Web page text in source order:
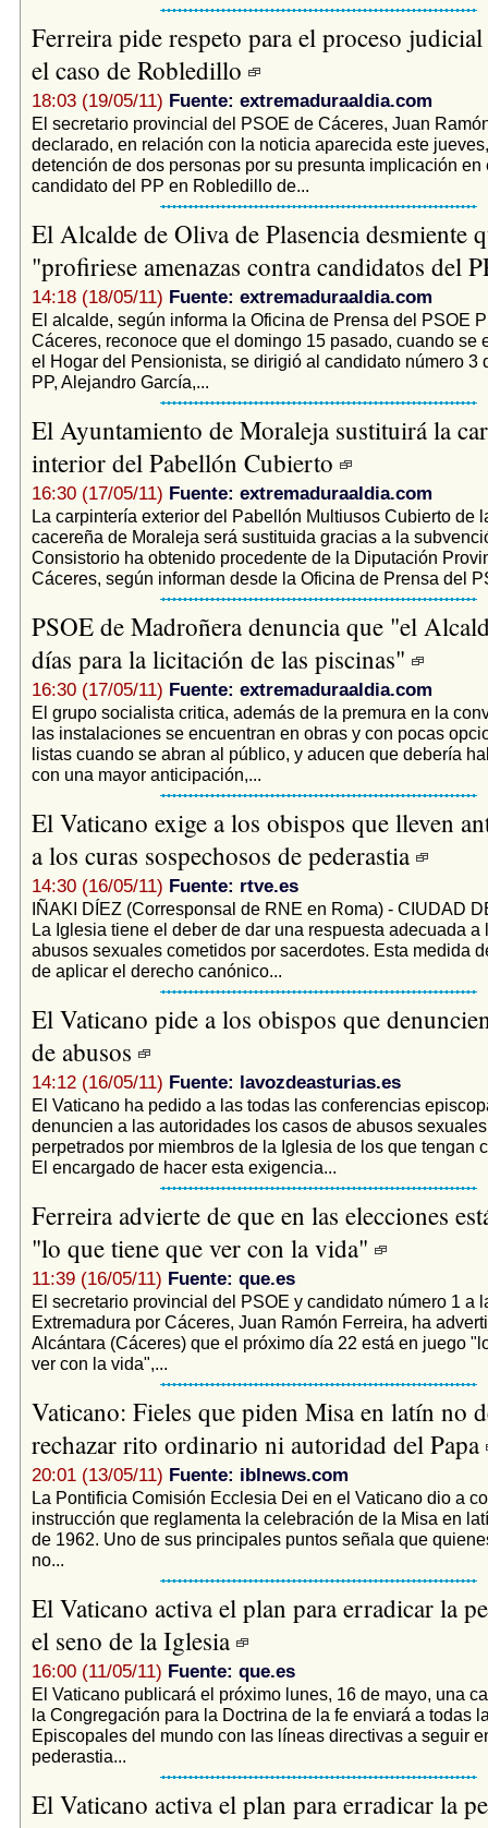
Ferreira pide respeto para el proceso
el caso de Robledillo
18:03 (19/05/11) Fuente: extremaduraaldia.com
El secretario provincial del PSOE de Cáceres, Juan
declarado, en relación con la noticia aparecida este
detención de dos personas por su presunta implicación en
candidato del PP en Robledillo de...
El Alcalde de Oliva de Plasencia desmiente
"profiriese amenazas contra candidatos del
14:18 (18/05/11) Fuente: extremaduraaldia.com
El alcalde, según informa la Oficina de Prensa del PSOE
Cáceres, reconoce que el domingo 15 pasado, cuando se
el Hogar del Pensionista, se dirigió al candidato número 3
PP, Alejandro García,...
El Ayuntamiento de Moraleja sustituirá la
interior del Pabellón Cubierto
16:30 (17/05/11) Fuente: extremaduraaldia.com
La carpintería exterior del Pabellón Multiusos Cubierto de
cacereña de Moraleja será sustituida gracias a la
Consistorio ha obtenido procedente de la Diputación
Cáceres, según informan desde la Oficina de Prensa del
PSOE de Madroñera denuncia que "el
días para la licitación de las piscinas"
16:30 (17/05/11) Fuente: extremaduraaldia.com
El grupo socialista critica, además de la premura en la
las instalaciones se encuentran en obras y con pocas
listas cuando se abran al público, y aducen que debería
con una mayor anticipación,...
El Vaticano exige a los obispos que lleven
a los curas sospechosos de pederastia
14:30 (16/05/11) Fuente: rtve.es
IÑAKI DÍEZ (Corresponsal de RNE en Roma) - CIUDAD
La Iglesia tiene el deber de dar una respuesta adecuada a
abusos sexuales cometidos por sacerdotes. Esta medida
de aplicar el derecho canónico...
El Vaticano pide a los obispos que
de abusos
14:12 (16/05/11) Fuente: lavozdeasturias.es
El Vaticano ha pedido a las todas las conferencias
denuncien a las autoridades los casos de abusos
perpetrados por miembros de la Iglesia de los que tengan
El encargado de hacer esta exigencia...
Ferreira advierte de que en las elecciones
"lo que tiene que ver con la vida"
11:39 (16/05/11) Fuente: que.es
El secretario provincial del PSOE y candidato número 1 a
Extremadura por Cáceres, Juan Ramón Ferreira, ha
Alcántara (Cáceres) que el próximo día 22 está en juego
ver con la vida",...
Vaticano: Fieles que piden Misa en latín no
rechazar rito ordinario ni autoridad del Papa
20:01 (13/05/11) Fuente: iblnews.com
La Pontificia Comisión Ecclesia Dei en el Vaticano dio a
instrucción que reglamenta la celebración de la Misa en
de 1962. Uno de sus principales puntos señala que
no...
El Vaticano activa el plan para erradicar la
el seno de la Iglesia
16:00 (11/05/11) Fuente: que.es
El Vaticano publicará el próximo lunes, 16 de mayo, una
la Congregación para la Doctrina de la fe enviará a todas
Episcopales del mundo con las líneas directivas a seguir
pederastia...
El Vaticano activa el plan para erradicar la